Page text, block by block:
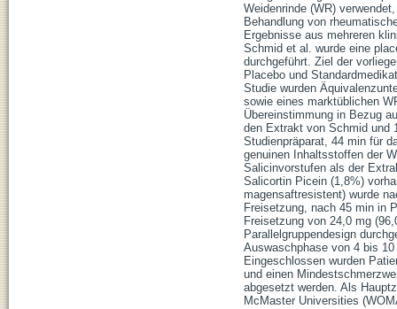
Weidenrinde (WR)
Behandlung von
Ergebnisse aus mehreren
Schmid et al. wurde eine
durchgeführt. Ziel der
Placebo und
Studie wurden
sowie eines marktüblichen
Übereinstimmung in Bezug
den Extrakt von Schmid und
Studienpräparat, 44 min für
genuinen Inhaltsstoffen der
Salicinvorstufen als der
Salicortin Picein (1,8%)
magensaftresistent) wurde
Freisetzung, nach 45 min in
Freisetzung von 24,0 mg
Parallelgruppendesign
Auswaschphase von 4 bis
Eingeschlossen wurden
und einen
abgesetzt werden. Als
McMaster Universities